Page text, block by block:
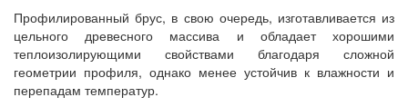
Профилированный брус, в свою очередь, изготавливается из
цельного древесного массива и обладает хорошими
теплоизолирующими свойствами благодаря сложной
геометрии профиля, однако менее устойчив к влажности и
перепадам температур.